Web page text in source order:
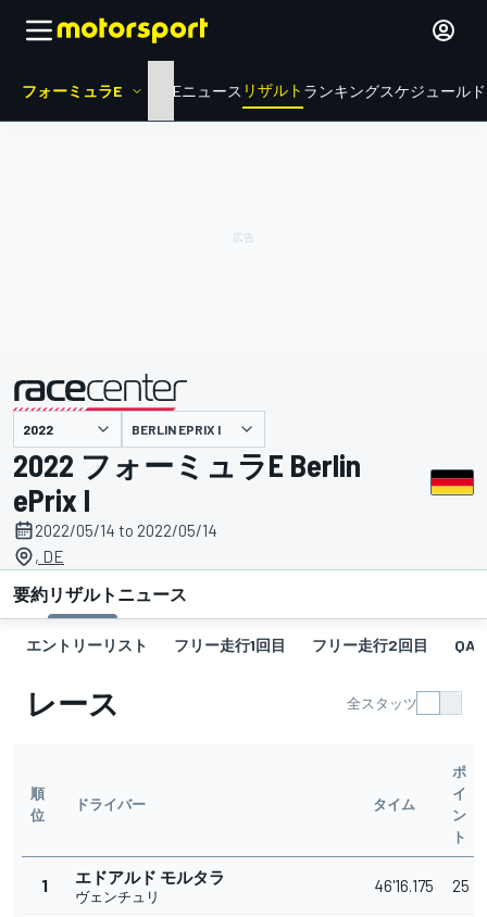
フォーミュラE HOMEニュース リザルト ランキングスケジュール
主催 BERLIN EPRIX I
2022 フォーミュラE Berlin
ePrix I
2022/05/14 to 2022/05/14
, DE
要約リザルト ニュース
エントリーリスト フリー走行1回目 フリー走行2回目 QA
レース 全スタッツ
順
位
ドライバー タイム
ポ
イ
ン
ト
1 エドアルド モルタラ
ヴェンチュリ
46'16.175 25